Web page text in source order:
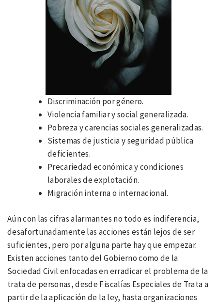
Discriminación por género.
Violencia familiar y social generalizada.
Pobreza y carencias sociales generalizadas.
Sistemas de justicia y seguridad pública
deficientes.
Precariedad económica y condiciones
laborales de explotación.
Migración interna o internacional.
Aún con las cifras alarmantes no todo es indiferencia,
desafortunadamente las acciones están lejos de ser
suficientes, pero por alguna parte hay que empezar.
Existen acciones tanto del Gobierno como de la
Sociedad Civil enfocadas en erradicar el problema de la
trata de personas, desde Fiscalías Especiales de Trata a
partir de la aplicación de la ley, hasta organizaciones